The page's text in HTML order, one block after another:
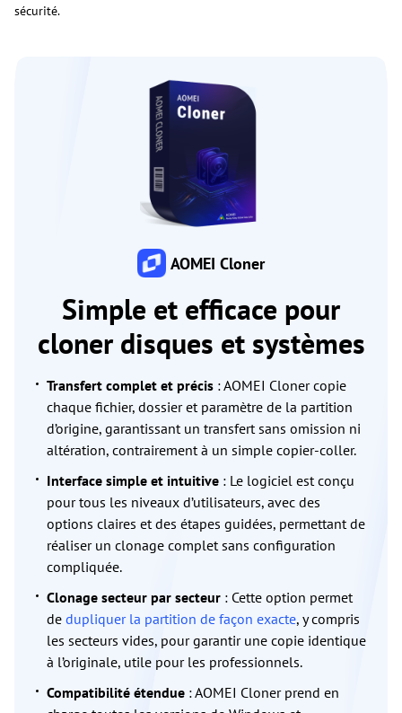
sécurité.
AOMEI Cloner
Simple et efficace pour
cloner disques et systèmes
Transfert complet et précis : AOMEI Cloner copie
chaque fichier, dossier et paramètre de la partition
d’origine, garantissant un transfert sans omission ni
altération, contrairement à un simple copier-coller.
Interface simple et intuitive : Le logiciel est conçu
pour tous les niveaux d’utilisateurs, avec des
options claires et des étapes guidées, permettant de
réaliser un clonage complet sans configuration
compliquée.
Clonage secteur par secteur : Cette option permet
de dupliquer la partition de façon exacte, y compris
les secteurs vides, pour garantir une copie identique
à l’originale, utile pour les professionnels.
Compatibilité étendue : AOMEI Cloner prend en